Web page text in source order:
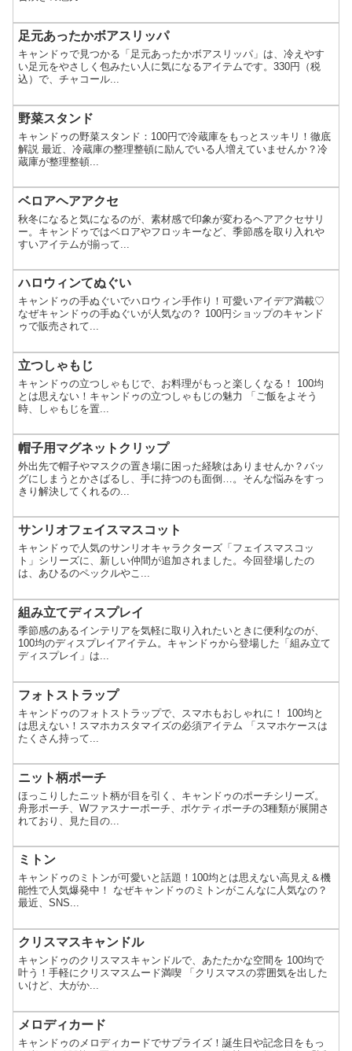
足元あったかボアスリッパ
キャンドゥで見つかる「足元あったかボアスリッパ」は、冷えやす
い足元をやさしく包みたい人に気になるアイテムです。330円（税
込）で、チャコール...
野菜スタンド
キャンドゥの野菜スタンド：100円で冷蔵庫をもっとスッキリ！徹底
解説 最近、冷蔵庫の整理整頓に励んでいる人増えていませんか？冷
蔵庫が整理整頓...
ベロアヘアアクセ
秋冬になると気になるのが、素材感で印象が変わるヘアアクセサリ
ー。キャンドゥではベロアやフロッキーなど、季節感を取り入れや
すいアイテムが揃って...
ハロウィンてぬぐい
キャンドゥの手ぬぐいでハロウィン手作り！可愛いアイデア満載♡
なぜキャンドゥの手ぬぐいが人気なの？ 100円ショップのキャンド
ゥで販売されて...
立つしゃもじ
キャンドゥの立つしゃもじで、お料理がもっと楽しくなる！ 100均
とは思えない！キャンドゥの立つしゃもじの魅力 「ご飯をよそう
時、しゃもじを置...
帽子用マグネットクリップ
外出先で帽子やマスクの置き場に困った経験はありませんか？バッ
グにしまうとかさばるし、手に持つのも面倒…。そんな悩みをすっ
きり解決してくれるの...
サンリオフェイスマスコット
キャンドゥで人気のサンリオキャラクターズ「フェイスマスコッ
ト」シリーズに、新しい仲間が追加されました。今回登場したの
は、あひるのペックルやこ...
組み立てディスプレイ
季節感のあるインテリアを気軽に取り入れたいときに便利なのが、
100均のディスプレイアイテム。キャンドゥから登場した「組み立て
ディスプレイ」は...
フォトストラップ
キャンドゥのフォトストラップで、スマホもおしゃれに！ 100均と
は思えない！スマホカスタマイズの必須アイテム 「スマホケースは
たくさん持って...
ニット柄ポーチ
ほっこりしたニット柄が目を引く、キャンドゥのポーチシリーズ。
舟形ポーチ、Wファスナーポーチ、ポケティポーチの3種類が展開さ
れており、見た目の...
ミトン
キャンドゥのミトンが可愛いと話題！100均とは思えない高見え＆機
能性で人気爆発中！ なぜキャンドゥのミトンがこんなに人気なの？
最近、SNS...
クリスマスキャンドル
キャンドゥのクリスマスキャンドルで、あたたかな空間を 100均で
叶う！手軽にクリスマスムード満喫 「クリスマスの雰囲気を出した
いけど、大がか...
メロディカード
キャンドゥのメロディカードでサプライズ！誕生日や記念日をもっ